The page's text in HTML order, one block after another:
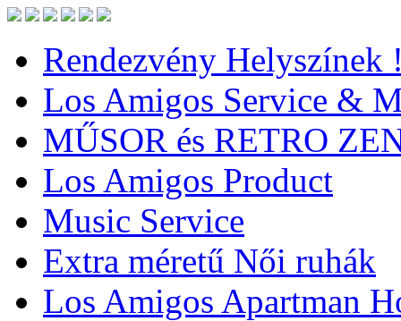
Rendezvény Helyszínek
Los Amigos Service &
MŰSOR és RETRO
Los Amigos Product
Music Service
Extra méretű Női ruhák
Los Amigos Apartman